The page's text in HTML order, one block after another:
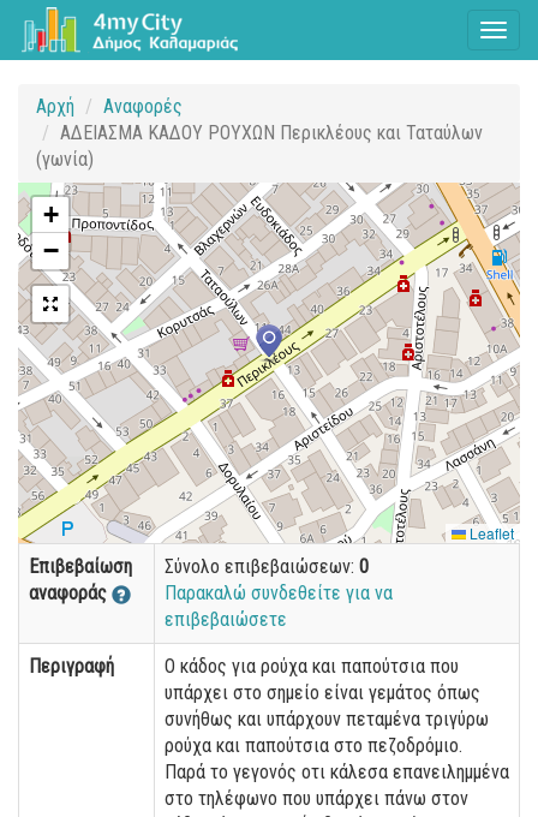
Αρχή
Αναφορές
ΑΔΕΙΑΣΜΑ ΚΑΔΟΥ ΡΟΥΧΩΝ Περικλέους και Ταταύλων
(γωνία)
+
−
Leaflet
Επιβεβαίωση
αναφοράς
Σύνολο επιβεβαιώσεων: 0
Παρακαλώ συνδεθείτε για να
επιβεβαιώσετε
Περιγραφή
Ο κάδος για ρούχα και παπούτσια που
υπάρχει στο σημείο είναι γεμάτος όπως
συνήθως και υπάρχουν πεταμένα τριγύρω
ρούχα και παπούτσια στο πεζοδρόμιο.
Παρά το γεγονός οτι κάλεσα επανειλημμένα
στο τηλέφωνο που υπάρχει πάνω στον